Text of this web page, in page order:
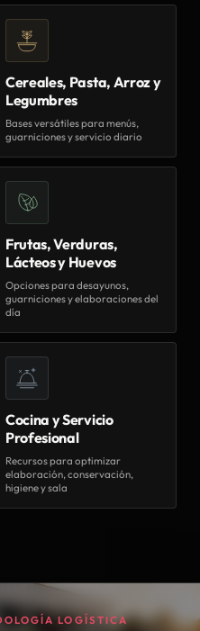
Cereales, Pasta, Arroz y
Legumbres
Bases versátiles para menús,
guarniciones y servicio diario
Frutas, Verduras,
Lácteos y Huevos
Opciones para desayunos,
guarniciones y elaboraciones del
día
Cocina y Servicio
Profesional
Recursos para optimizar
elaboración, conservación,
higiene y sala
LOGÍSTICA